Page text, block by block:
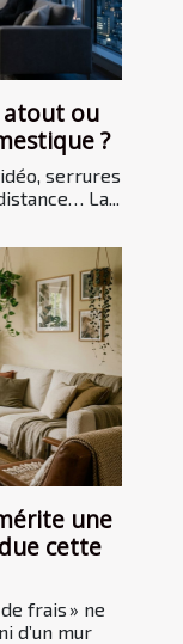
atout ou
?
serrures
La...
une
cette
frais » ne
d’un mur